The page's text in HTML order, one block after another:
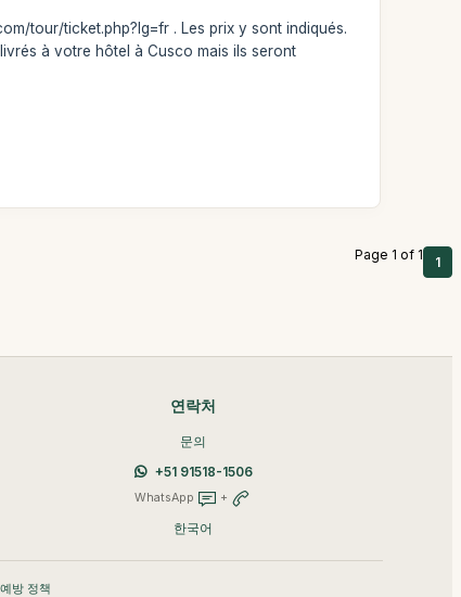
tour/ticket.php?lg=fr . Les prix y sont indiqués.
à votre hôtel à Cusco mais ils seront
Page 1 of 1 1
연락처
문의
+51 91518-1506
WhatsApp +
한국어
방 정책